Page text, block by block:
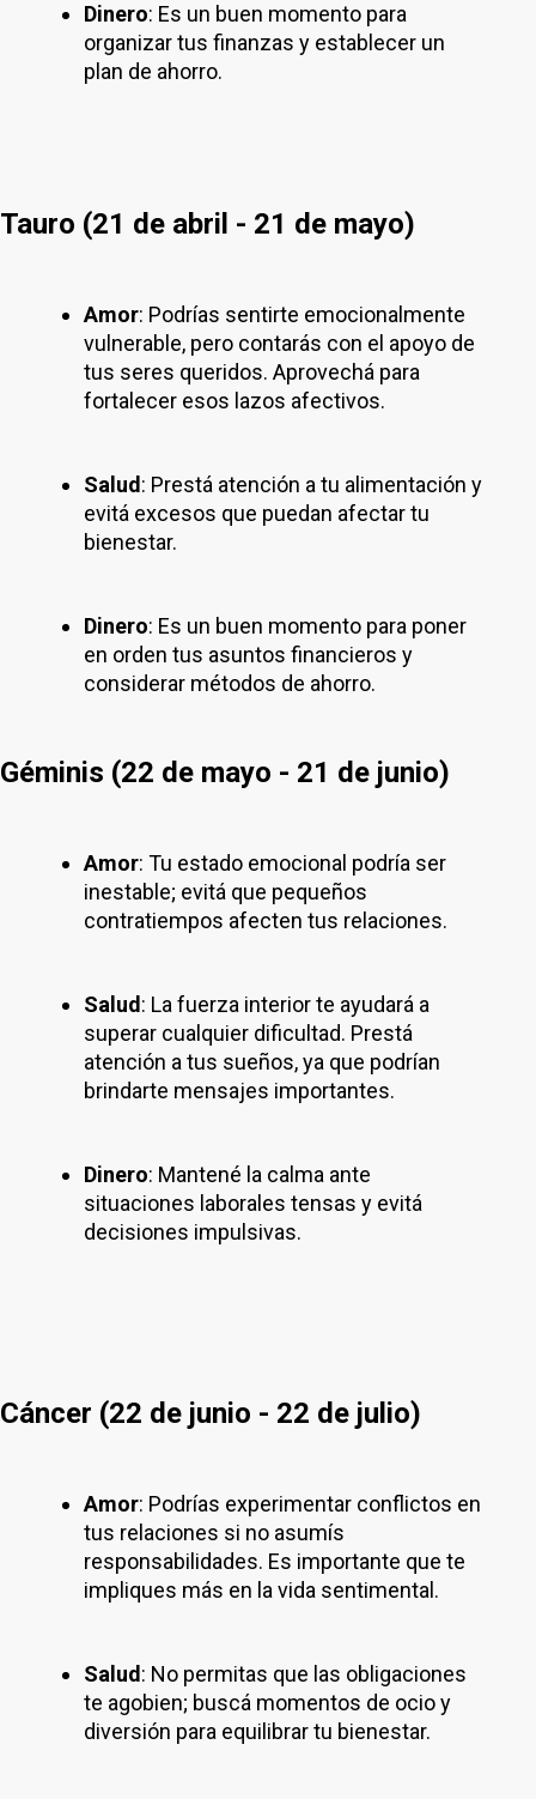
Dinero: Es un buen momento para
organizar tus finanzas y establecer un
plan de ahorro.
Tauro (21 de abril - 21 de mayo)
Amor: Podrías sentirte emocionalmente
vulnerable, pero contarás con el apoyo de
tus seres queridos. Aprovechá para
fortalecer esos lazos afectivos.
Salud : Prestá atención a tu alimentación y
evitá excesos que puedan afectar tu
bienestar.
Dinero: Es un buen momento para poner
en orden tus asuntos financieros y
considerar métodos de ahorro.
Géminis (22 de mayo - 21 de junio)
Amor: Tu estado emocional podría ser
inestable; evitá que pequeños
contratiempos afecten tus relaciones.
Salud : La fuerza interior te ayudará a
superar cualquier dificultad. Prestá
atención a tus sueños, ya que podrían
brindarte mensajes importantes.
Dinero: Mantené la calma ante
situaciones laborales tensas y evitá
decisiones impulsivas.
Cáncer (22 de junio - 22 de julio)
Amor: Podrías experimentar conflictos en
tus relaciones si no asumís
responsabilidades. Es importante que te
impliques más en la vida sentimental.
Salud : No permitas que las obligaciones
te agobien; buscá momentos de ocio y
diversión para equilibrar tu bienestar.